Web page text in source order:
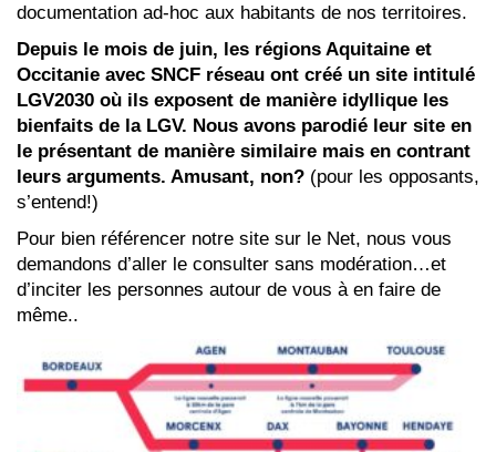
documentation ad-hoc aux habitants de nos territoires.
Depuis le mois de juin, les régions Aquitaine et
Occitanie avec SNCF réseau ont créé un site intitulé
LGV2030 où ils exposent de manière idyllique les
bienfaits de la LGV. Nous avons parodié leur site en
le présentant de manière similaire mais en contrant
leurs arguments. Amusant, non? (pour les opposants,
s’entend!)
Pour bien référencer notre site sur le Net, nous vous
demandons d’aller le consulter sans modération…et
d’inciter les personnes autour de vous à en faire de
même..